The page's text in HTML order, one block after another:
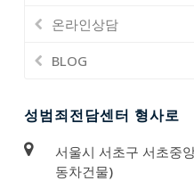
온라인상담
BLOG
성범죄전담센터 형사로
서울시 서초구 서초중
동차건물)